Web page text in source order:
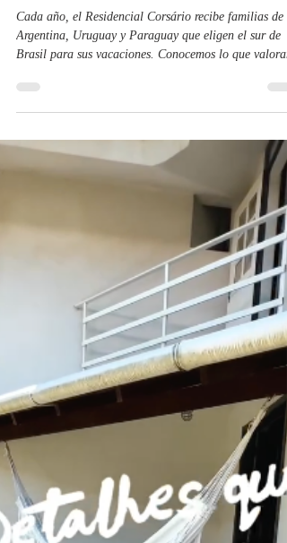
Camila Bortolozzo
20 de fev.
2 min de leitura
Residencial Corsário en Ponta
do Papagaio: tu experiencia
frente al mar en Brasil
Cada año, el Residencial Corsário recibe familias de
Argentina, Uruguay y Paraguay que eligen el sur de
Brasil para sus vacaciones. Conocemos lo que
seguridad, cercanía a la playa, buena infraestructura y